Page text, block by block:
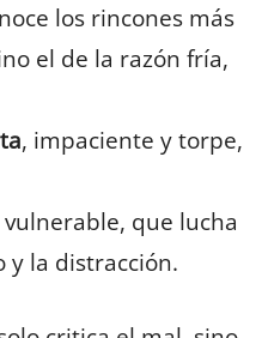
los rincones más
el de la razón fría,
, impaciente y torpe,
que lucha
y la distracción.